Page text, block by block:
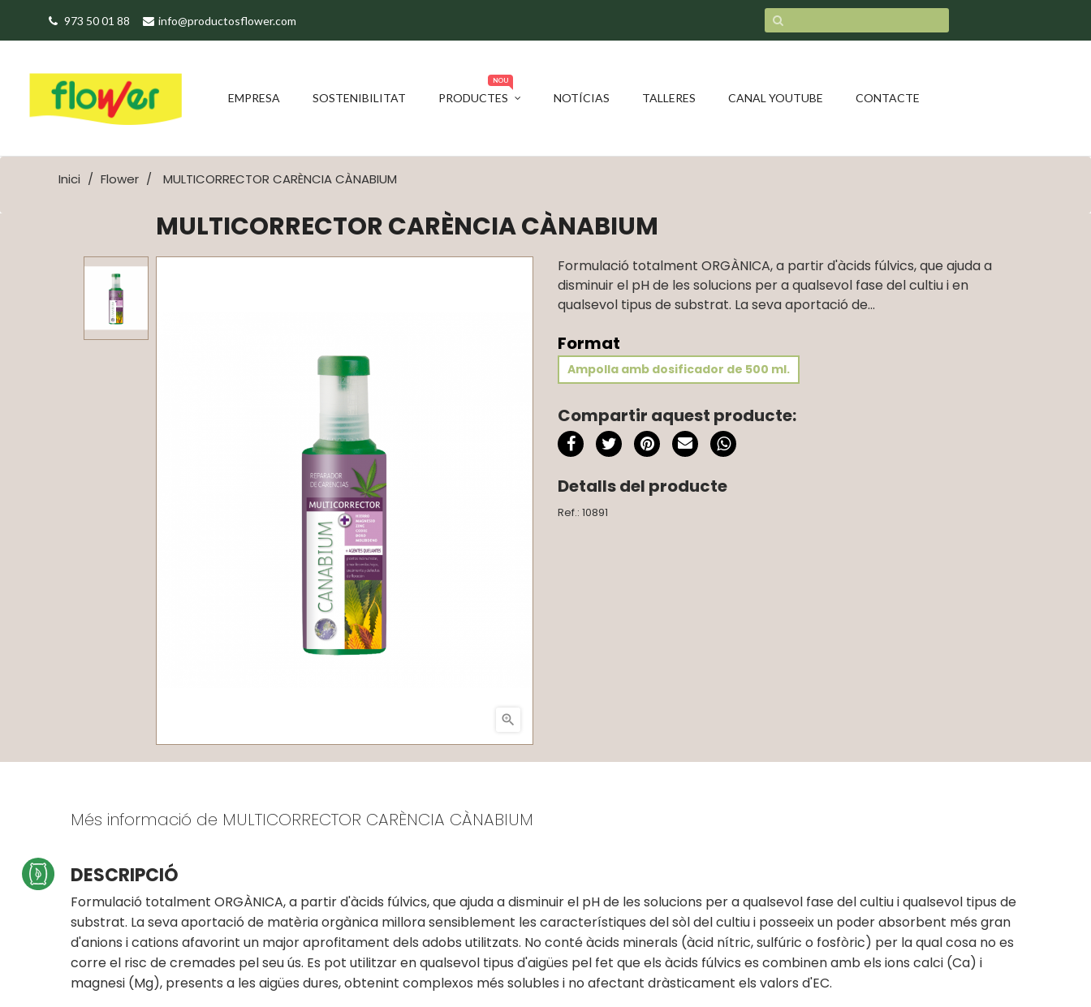
973 50 01 88 info@productosflower.com
EMPRESA SOSTENIBILITAT PRODUCTES
NOU
NOTÍCIAS TALLERES CANAL YOUTUBE CONTACTE
Inici Flower MULTICORRECTOR CARÈNCIA CÀNABIUM
MULTICORRECTOR CARÈNCIA CÀNABIUM

Formulació totalment ORGÀNICA, a partir d'àcids fúlvics, que ajuda a
disminuir el pH de les solucions per a qualsevol fase del cultiu i en
qualsevol tipus de substrat. La seva aportació de...
Format
Ampolla amb dosificador de 500 ml.
Compartir aquest producte:
Detalls del producte
Ref.: 10891
Més informació de MULTICORRECTOR CARÈNCIA CÀNABIUM
DESCRIPCIÓ
Formulació totalment ORGÀNICA, a partir d'àcids fúlvics, que ajuda a disminuir el pH de les solucions per a qualsevol fase del cultiu i qualsevol tipus de
substrat. La seva aportació de matèria orgànica millora sensiblement les característiques del sòl del cultiu i posseeix un poder absorbent més gran
d'anions i cations afavorint un major aprofitament dels adobs utilitzats. No conté àcids minerals (àcid nítric, sulfúric o fosfòric) per la qual cosa no es
corre el risc de cremades pel seu ús. Es pot utilitzar en qualsevol tipus d'aigües pel fet que els àcids fúlvics es combinen amb els ions calci (Ca) i
magnesi (Mg), presents a les aigües dures, obtenint complexos més solubles i no afectant dràsticament els valors d'EC.